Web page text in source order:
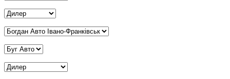
Дилер Київ *
Дилер Івано-Франківськ*
Дилер Вінниця
Дилер Дніпро *